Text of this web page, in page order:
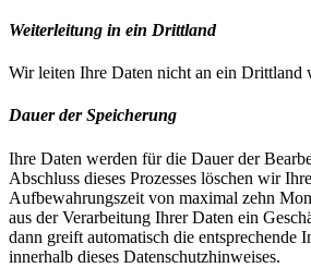
Weiterleitung in ein Drittland
Wir leiten Ihre Daten nicht an ein Drittland
Dauer der Speicherung
Ihre Daten werden für die Dauer der
Abschluss dieses Prozesses löschen wir
Aufbewahrungszeit von maximal zehn
aus der Verarbeitung Ihrer Daten ein
dann greift automatisch die entsprechende
innerhalb dieses Datenschutzhinweises.